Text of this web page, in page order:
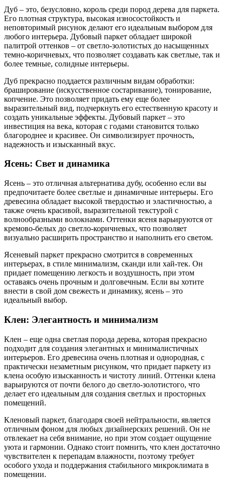
Дуб – это, безусловно, король среди пород дерева для паркета.
Его плотная структура, высокая износостойкость и
неповторимый рисунок делают его идеальным выбором для
любого интерьера. Дубовый паркет обладает широкой
палитрой оттенков – от светло-золотистых до насыщенных
темно-коричневых, что позволяет создавать как светлые, так и
более темные, солидные интерьеры.
Дуб прекрасно поддается различным видам обработки:
браширование (искусственное состаривание), тонирование,
копчение. Это позволяет придать ему еще более
выразительный вид, подчеркнуть его естественную красоту и
создать уникальные эффекты. Дубовый паркет – это
инвестиция на века, которая с годами становится только
благороднее и красивее. Он символизирует прочность,
надежность и изысканный вкус.
Ясень: Свет и динамика
Ясень – это отличная альтернатива дубу, особенно если вы
предпочитаете более светлые и динамичные интерьеры. Его
древесина обладает высокой твердостью и эластичностью, а
также очень красивой, выразительной текстурой с
волнообразными волокнами. Оттенки ясеня варьируются от
кремово-белых до светло-коричневых, что позволяет
визуально расширить пространство и наполнить его светом.
Ясеневый паркет прекрасно смотрится в современных
интерьерах, в стиле минимализм, сканди или хай-тек. Он
придает помещению легкость и воздушность, при этом
оставаясь очень прочным и долговечным. Если вы хотите
внести в свой дом свежесть и динамику, ясень – это
идеальный выбор.
Клен: Элегантность и минимализм
Клен – еще одна светлая порода дерева, которая прекрасно
подходит для создания элегантных и минималистичных
интерьеров. Его древесина очень плотная и однородная, с
практически незаметным рисунком, что придает паркету из
клена особую изысканность и чистоту линий. Оттенки клена
варьируются от почти белого до светло-золотистого, что
делает его идеальным для создания светлых и просторных
помещений.
Кленовый паркет, благодаря своей нейтральности, является
отличным фоном для любых дизайнерских решений. Он не
отвлекает на себя внимание, но при этом создает ощущение
уюта и гармонии. Однако стоит помнить, что клен достаточно
чувствителен к перепадам влажности, поэтому требует
особого ухода и поддержания стабильного микроклимата в
помещении.